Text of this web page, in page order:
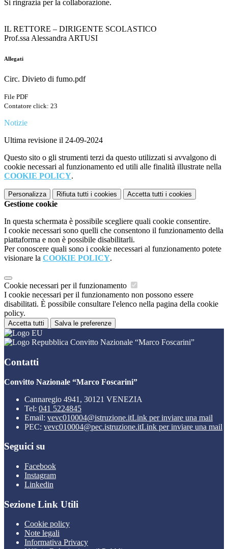
Si ringrazia per la collaborazione.
IL RETTORE – DIRIGENTE SCOLASTICO
Prof.ssa Alessandra ARTUSI
Allegati
Circ. Divieto di fumo.pdf
File PDF
Contatore click: 23
Notizie
Ultima revisione il 24-09-2024
Questo sito o gli strumenti terzi da questo utilizzati si avvalgono di
cookie necessari al funzionamento ed utili alle finalità illustrate nella
COOKIE POLICY.
Personalizza Rifiuta tutti i cookies Accetta tutti i cookies
Gestione cookie
In questa schermata è possibile scegliere quali cookie consentire.
I cookie necessari sono quelli che consentono il funzionamento della
piattaforma e non è possibile disabilitarli.
Per conoscere quali sono i cookie necessari al funzionamento potete
visionare la COOKIE POLICY.
Cookie necessari per il funzionamento
I cookie necessari per il funzionamento non possono essere
disabilitati. È possibile consultare l'elenco nella pagina della cookie
policy.
Accetta tutti Salva le preferenze
Convitto Nazionale “Marco Foscarini”
Contatti
Convitto Nazionale “Marco Foscarini”
Cannaregio 4941, 30121 VENEZIA
Tel: 041 5224845
Email: vevc010004@istruzione.itLink per inviare una mail
PEC: vevc010004@pec.istruzione.itLink per inviare una mail
Seguici su
Facebook
Instagram
Linkedin
Sezione Link Utili
Cookie policy
Note legali
Informativa Privacy